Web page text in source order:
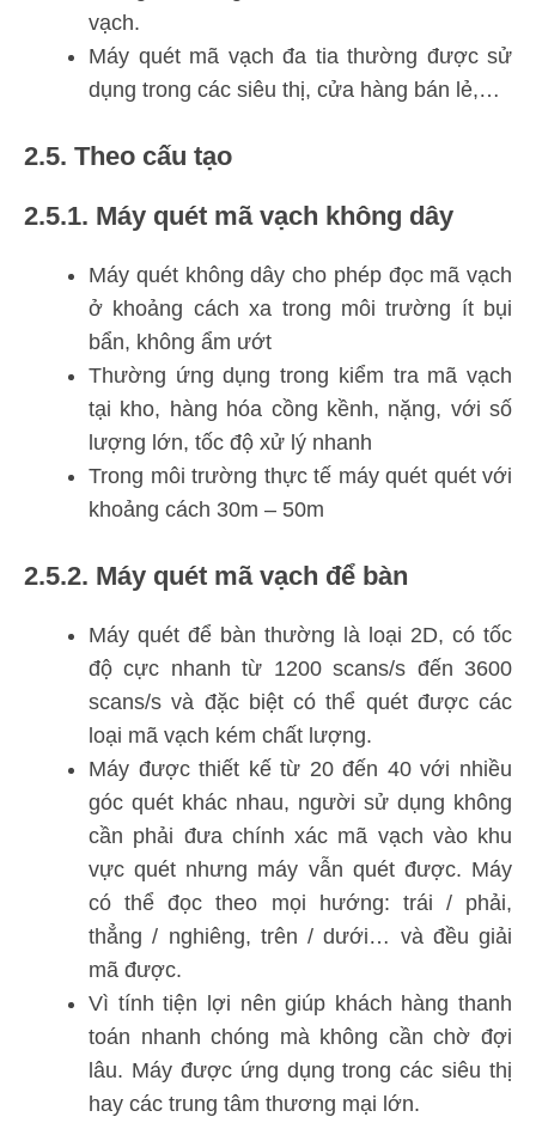
vạch.
Máy quét mã vạch đa tia thường được sử
dụng trong các siêu thị, cửa hàng bán lẻ,…
2.5. Theo cấu tạo
2.5.1. Máy quét mã vạch không dây
Máy quét không dây cho phép đọc mã vạch
ở khoảng cách xa trong môi trường ít bụi
bẩn, không ẩm ướt
Thường ứng dụng trong kiểm tra mã vạch
tại kho, hàng hóa cồng kềnh, nặng, với số
lượng lớn, tốc độ xử lý nhanh
Trong môi trường thực tế máy quét quét với
khoảng cách 30m – 50m
2.5.2. Máy quét mã vạch để bàn
Máy quét để bàn thường là loại 2D, có tốc
độ cực nhanh từ 1200 scans/s đến 3600
scans/s và đặc biệt có thể quét được các
loại mã vạch kém chất lượng.
Máy được thiết kế từ 20 đến 40 với nhiều
góc quét khác nhau, người sử dụng không
cần phải đưa chính xác mã vạch vào khu
vực quét nhưng máy vẫn quét được. Máy
có thể đọc theo mọi hướng: trái / phải,
thẳng / nghiêng, trên / dưới… và đều giải
mã được.
Vì tính tiện lợi nên giúp khách hàng thanh
toán nhanh chóng mà không cần chờ đợi
lâu. Máy được ứng dụng trong các siêu thị
hay các trung tâm thương mại lớn.